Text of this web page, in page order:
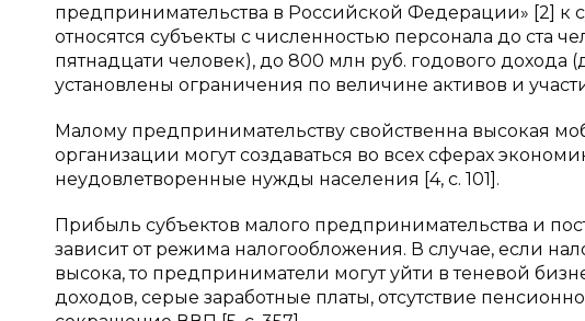
предпринимательства в Российской Федерации» [2] к
относятся субъекты с численностью персонала до ста
пятнадцати человек), до 800 млн руб. годового
установлены ограничения по величине активов и
Малому предпринимательству свойственна высокая
организации могут создаваться во всех сферах
неудовлетворенные нужды населения [4, c. 101].
Прибыль субъектов малого предпринимательства и
зависит от режима налогообложения. В случае, если
высока, то предприниматели могут уйти в теневой
доходов, серые заработные платы, отсутствие